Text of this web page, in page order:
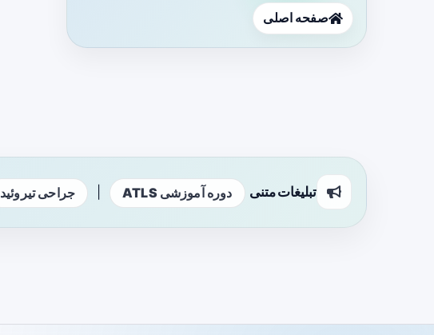
صفحه اصلی
تبلیغات متنی دوره آموزشی ATLS جراحی تیروئید